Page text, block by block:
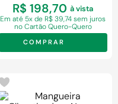
R$ 198,70 à vista
Ematé 5x de R$ 39,74 sem juros
no Cartão Quero-Quero
COMPRAR